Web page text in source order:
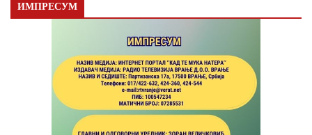
ИМПРЕСУМ